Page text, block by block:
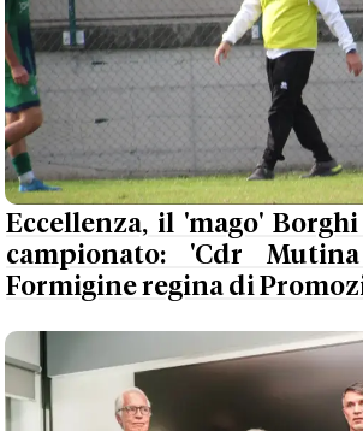
Eccellenza, il 'mago'
campionato: 'Cdr
Formigine regina di